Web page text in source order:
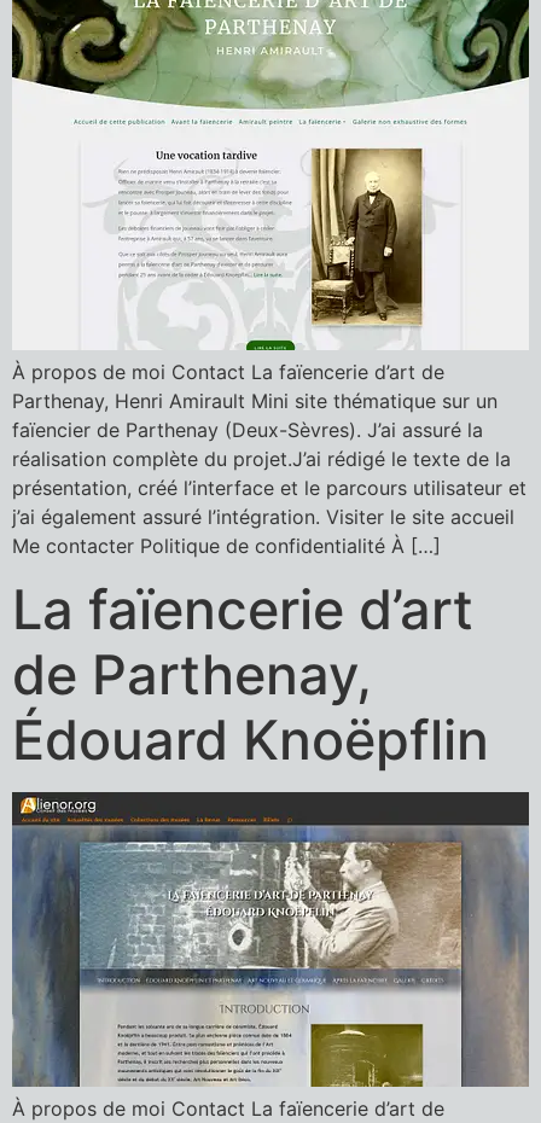
À propos de moi Contact La faïencerie d’art de
Parthenay, Henri Amirault Mini site thématique sur un
faïencier de Parthenay (Deux-Sèvres). J’ai assuré la
réalisation complète du projet.J’ai rédigé le texte de la
présentation, créé l’interface et le parcours utilisateur et
j’ai également assuré l’intégration. Visiter le site accueil
Me contacter Politique de confidentialité À […]
La faïencerie d’art
de Parthenay,
Édouard Knoëpflin
À propos de moi Contact La faïencerie d’art de